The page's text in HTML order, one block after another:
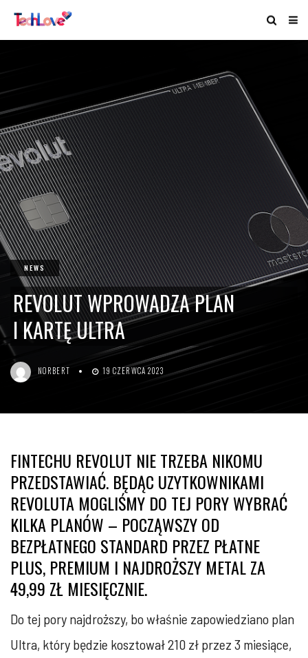
NEWS
REVOLUT WPROWADZA PLAN
I KARTĘ ULTRA
NORBERT 19 CZERWCA 2023
FINTECHU REVOLUT NIE TRZEBA NIKOMU
PRZEDSTAWIAĆ. BĘDĄC UZYTKOWNIKAMI
REVOLUTA MOGLIŚMY DO TEJ PORY WYBRAĆ
KILKA PLANÓW – POCZĄWSZY OD
BEZPŁATNEGO STANDARD PRZEZ PŁATNE
PLUS, PREMIUM I NAJDROŻSZY METAL ZA
49,99 ZŁ MIESIĘCZNIE.
Do tej pory najdroższy, bo właśnie zapowiedziano plan
Ultra, który będzie kosztował 210 zł przez 3 miesiące,